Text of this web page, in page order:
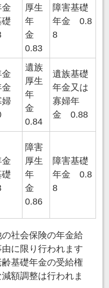
金
厚生
年
金
0.83
障害基礎
年金 0.8
8
婦
遺族
厚生
年
金
0.84
遺族基礎
年金又は
寡婦年
金 0.88
金
障害
厚生
年
金
0.86
障害基礎
年金 0.8
8
社会保険の年金給
に限り行われます
基礎年金の受給権
額調整は行われま